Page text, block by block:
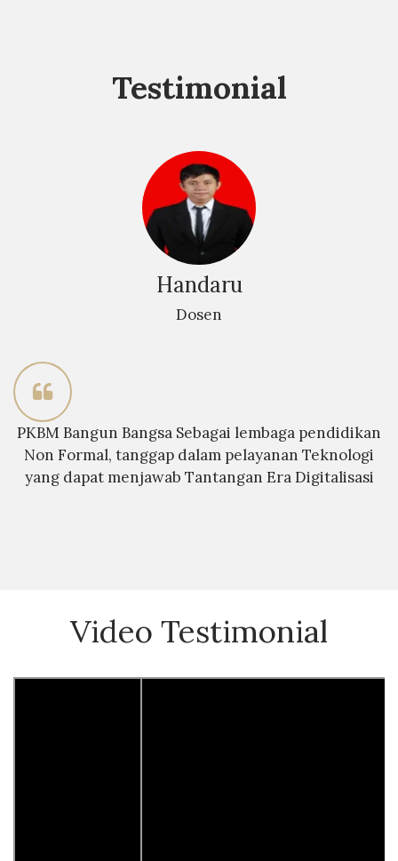
Testimonial
Handaru
Dosen
PKBM Bangun Bangsa Sebagai lembaga pendidikan
Non Formal, tanggap dalam pelayanan Teknologi
yang dapat menjawab Tantangan Era Digitalisasi
Video Testimonial